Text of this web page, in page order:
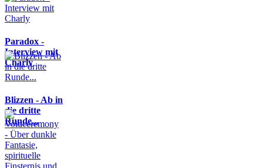
Paradox -
Interview mit
Charly
Blizzen - Ab in
die dritte
Runde...